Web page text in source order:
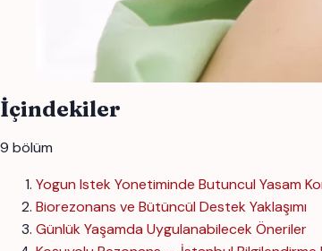
İçindekiler
9 bölüm
Yogun Istek Yonetiminde Butuncul Yasam
Biorezonans ve Bütüncül Destek Yaklaşımı
Günlük Yaşamda Uygulanabilecek Öneriler